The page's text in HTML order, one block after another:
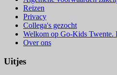
Reizen
Privacy
Collega's gezocht
Welkom op Go-Kids Twente.
Over ons
Uitjes